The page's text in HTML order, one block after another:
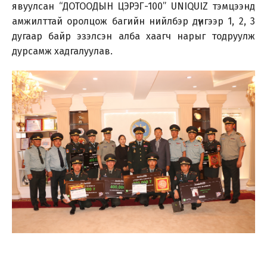
явуулсан “ДОТООДЫН ЦЭРЭГ-100” UNIQUIZ тэмцээнд
амжилттай оролцож багийн нийлбэр дүнгээр 1, 2, 3
дугаар байр эзэлсэн алба хаагч нарыг тодруулж
дурсамж хадгалуулав.